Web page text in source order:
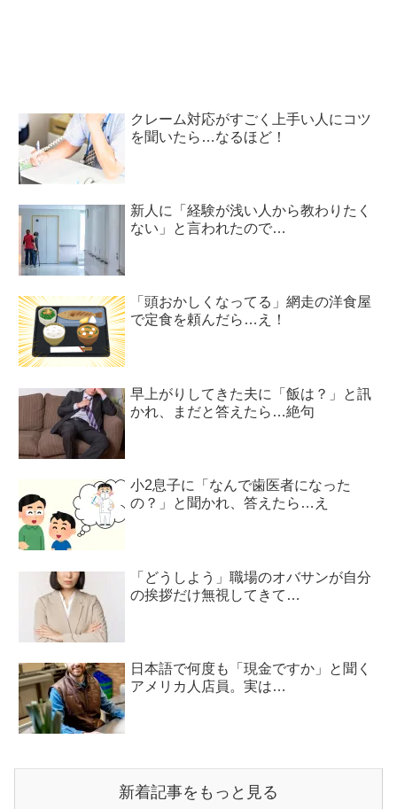
クレーム対応がすごく上手い人にコツ
を聞いたら…なるほど！
新人に「経験が浅い人から教わりたく
ない」と言われたので…
「頭おかしくなってる」網走の洋食屋
で定食を頼んだら…え！
早上がりしてきた夫に「飯は？」と訊
かれ、まだと答えたら…絶句
小2息子に「なんで歯医者になった
の？」と聞かれ、答えたら…え
「どうしよう」職場のオバサンが自分
の挨拶だけ無視してきて…
日本語で何度も「現金ですか」と聞く
アメリカ人店員。実は…
新着記事をもっと見る